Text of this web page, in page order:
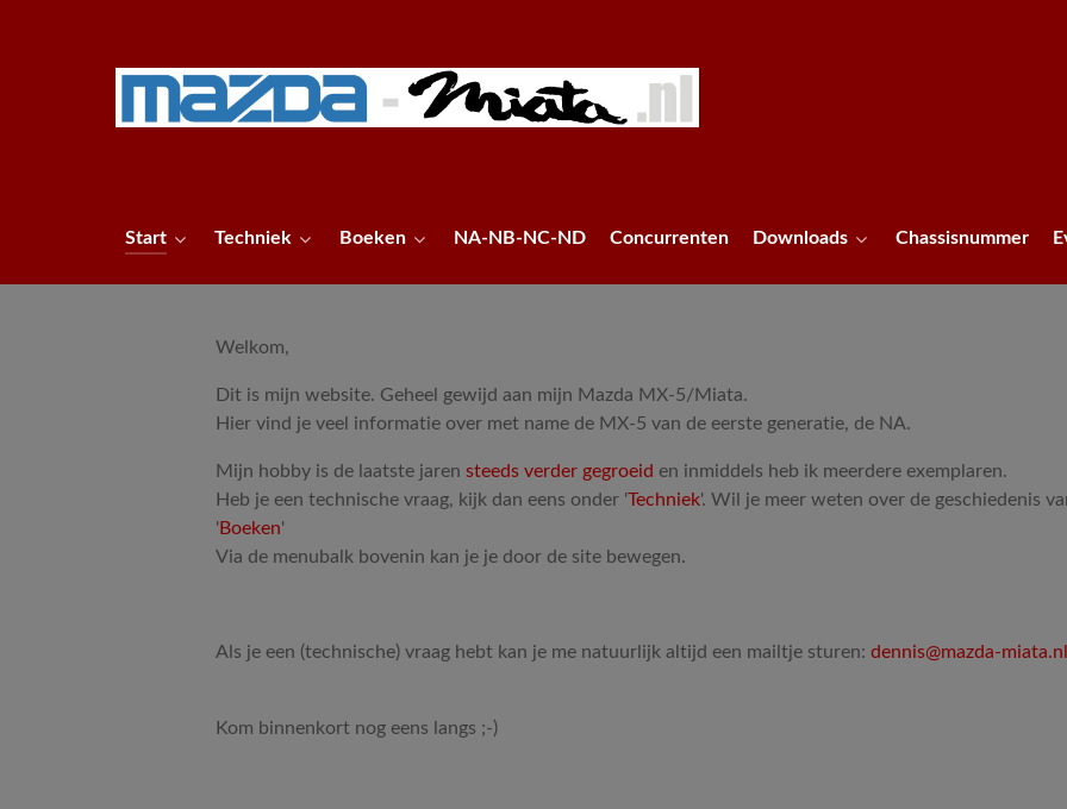
Start Techniek Boeken NA-NB-NC-ND Concurrenten Downloads Chassisnummer
Welkom,
Dit is mijn website. Geheel gewijd aan mijn Mazda MX-5/Miata.
Hier vind je veel informatie over met name de MX-5 van de eerste generatie, de NA.
Mijn hobby is de laatste jaren steeds verder gegroeid en inmiddels heb ik meerdere exemplaren.
Heb je een technische vraag, kijk dan eens onder 'Techniek'. Wil je meer weten over de geschiedenis
' Boeken'
Via de menubalk bovenin kan je je door de site bewegen.
Als je een (technische) vraag hebt kan je me natuurlijk altijd een mailtje sturen: dennis@mazda-miata.nl
Kom binnenkort nog eens langs ;-)